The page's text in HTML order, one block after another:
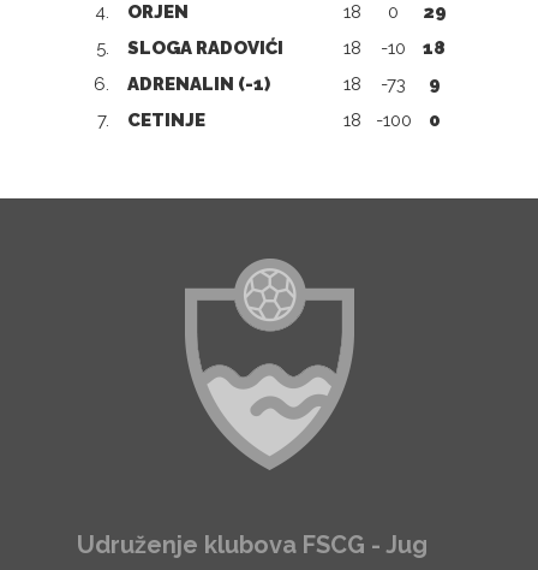
4.
ORJEN 18 0
29
5.
SLOGA RADOVIĆI 18 -10
18
6.
ADRENALIN (-1) 18 -73
9
7.
CETINJE 18 -100 0
Udruženje klubova FSCG - Jug